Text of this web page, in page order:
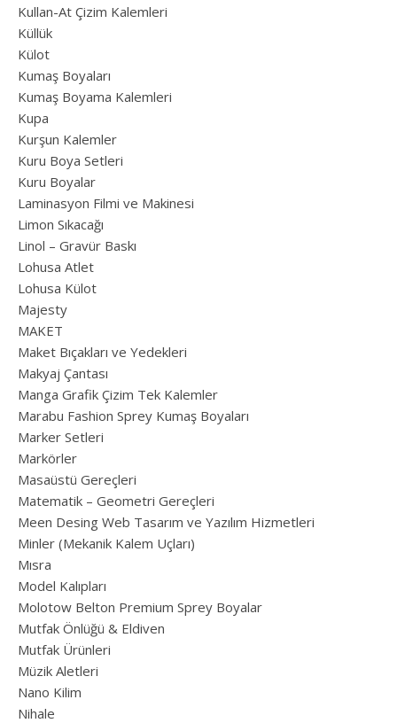
Kullan-At Çizim Kalemleri
Küllük
Külot
Kumaş Boyaları
Kumaş Boyama Kalemleri
Kupa
Kurşun Kalemler
Kuru Boya Setleri
Kuru Boyalar
Laminasyon Filmi ve Makinesi
Limon Sıkacağı
Linol – Gravür Baskı
Lohusa Atlet
Lohusa Külot
Majesty
MAKET
Maket Bıçakları ve Yedekleri
Makyaj Çantası
Manga Grafik Çizim Tek Kalemler
Marabu Fashion Sprey Kumaş Boyaları
Marker Setleri
Markörler
Masaüstü Gereçleri
Matematik – Geometri Gereçleri
Meen Desing Web Tasarım ve Yazılım Hizmetleri
Minler (Mekanik Kalem Uçları)
Mısra
Model Kalıpları
Molotow Belton Premium Sprey Boyalar
Mutfak Önlüğü & Eldiven
Mutfak Ürünleri
Müzik Aletleri
Nano Kilim
Nihale